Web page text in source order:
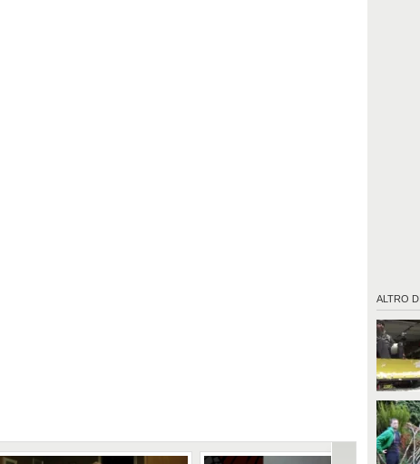
ALTRO DI